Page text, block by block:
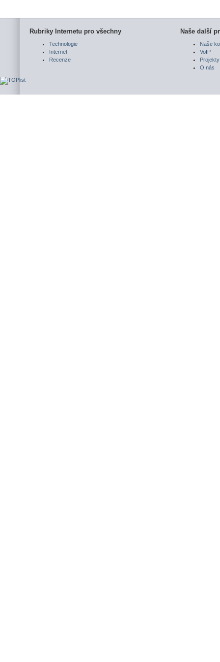
Rubriky Internetu pro všechny
Technologie
Internet
Recenze
Naše další
Naše
VoIP
Projekty
O nás